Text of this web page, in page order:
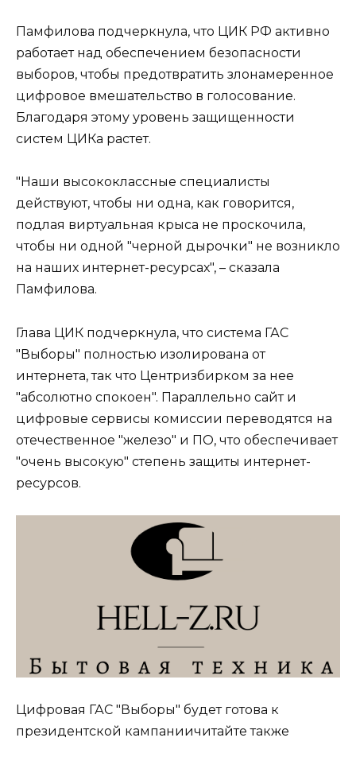
Памфилова подчеркнула, что ЦИК РФ активно
работает над обеспечением безопасности
выборов, чтобы предотвратить злонамеренное
цифровое вмешательство в голосование.
Благодаря этому уровень защищенности
систем ЦИКа растет.
"Наши высококлассные специалисты
действуют, чтобы ни одна, как говорится,
подлая виртуальная крыса не проскочила,
чтобы ни одной "черной дырочки" не возникло
на наших интернет-ресурсах", – сказала
Памфилова.
Глава ЦИК подчеркнула, что система ГАС
"Выборы" полностью изолирована от
интернета, так что Центризбирком за нее
"абсолютно спокоен". Параллельно сайт и
цифровые сервисы комиссии переводятся на
отечественное "железо" и ПО, что обеспечивает
"очень высокую" степень защиты интернет-
ресурсов.
​Цифровая ГАС "Выборы" будет готова к
президентской кампаниичитайте также